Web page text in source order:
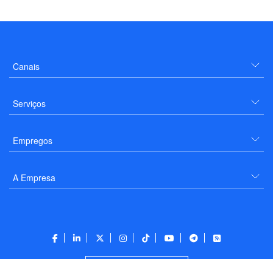
Canais
Serviços
Empregos
A Empresa